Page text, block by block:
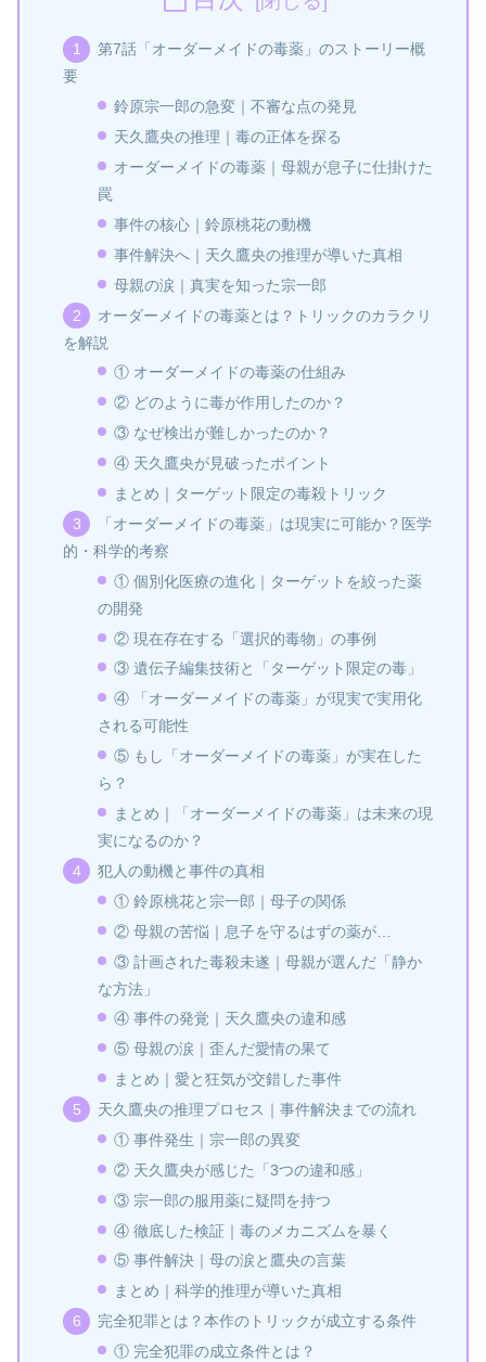
第7話「オーダーメイドの毒薬」のストーリー概
要
鈴原宗一郎の急変｜不審な点の発見
天久鷹央の推理｜毒の正体を探る
オーダーメイドの毒薬｜母親が息子に仕掛けた
罠
事件の核心｜鈴原桃花の動機
事件解決へ｜天久鷹央の推理が導いた真相
母親の涙｜真実を知った宗一郎
オーダーメイドの毒薬とは？トリックのカラクリ
を解説
① オーダーメイドの毒薬の仕組み
② どのように毒が作用したのか？
③ なぜ検出が難しかったのか？
④ 天久鷹央が見破ったポイント
まとめ｜ターゲット限定の毒殺トリック
「オーダーメイドの毒薬」は現実に可能か？医学
的・科学的考察
① 個別化医療の進化｜ターゲットを絞った薬
の開発
② 現在存在する「選択的毒物」の事例
③ 遺伝子編集技術と「ターゲット限定の毒」
④ 「オーダーメイドの毒薬」が現実で実用化
される可能性
⑤ もし「オーダーメイドの毒薬」が実在した
ら？
まとめ｜「オーダーメイドの毒薬」は未来の現
実になるのか？
犯人の動機と事件の真相
① 鈴原桃花と宗一郎｜母子の関係
② 母親の苦悩｜息子を守るはずの薬が…
③ 計画された毒殺未遂｜母親が選んだ「静か
な方法」
④ 事件の発覚｜天久鷹央の違和感
⑤ 母親の涙｜歪んだ愛情の果て
まとめ｜愛と狂気が交錯した事件
天久鷹央の推理プロセス｜事件解決までの流れ
① 事件発生｜宗一郎の異変
② 天久鷹央が感じた「3つの違和感」
③ 宗一郎の服用薬に疑問を持つ
④ 徹底した検証｜毒のメカニズムを暴く
⑤ 事件解決｜母の涙と鷹央の言葉
まとめ｜科学的推理が導いた真相
完全犯罪とは？本作のトリックが成立する条件
① 完全犯罪の成立条件とは？